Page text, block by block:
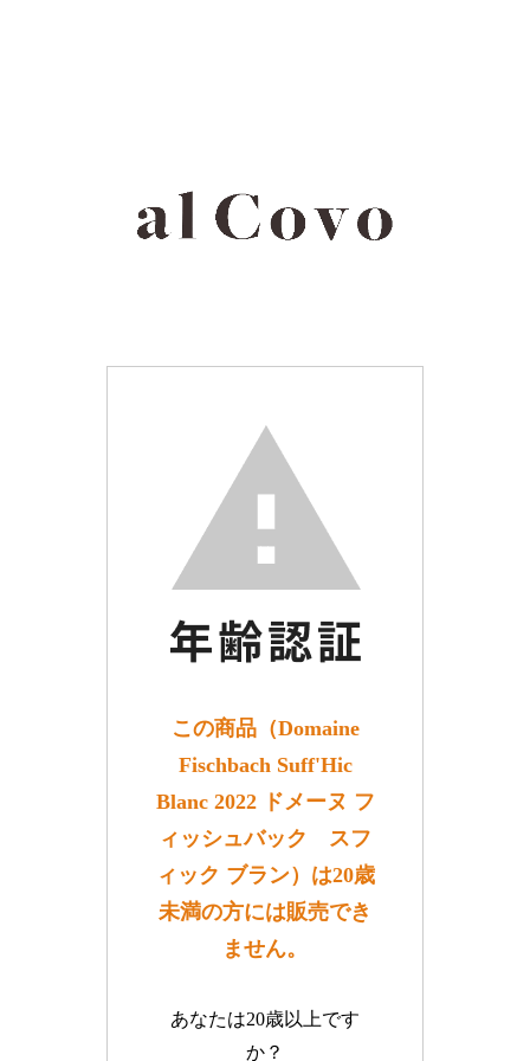
この商品（Domaine
Fischbach Suff'Hic
Blanc 2022 ドメーヌ フ
ィッシュバック スフ
ィック ブラン）は20歳
未満の方には販売でき
ません。
あなたは20歳以上です
か？